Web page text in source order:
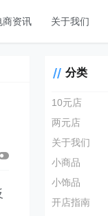
商资讯 关于我们
分类
10元店
两元店
关于我们
小商品
小饰品
开店指南